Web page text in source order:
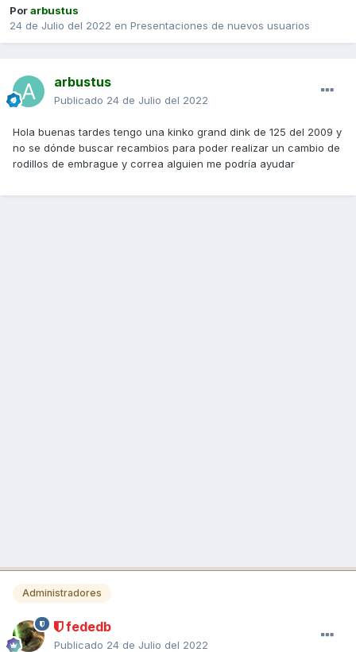
Porarbustus
24 de Julio del 2022 en Presentaciones de nuevos usuarios
arbustus
Publicado 24 de Julio del 2022
Hola buenas tardes tengo una kinko grand dink de 125 del 2009 y
no se dónde buscar recambios para poder realizar un cambio de
rodillos de embrague y correa alguien me podría ayudar
Administradores
fededb
Publicado 24 de Julio del 2022